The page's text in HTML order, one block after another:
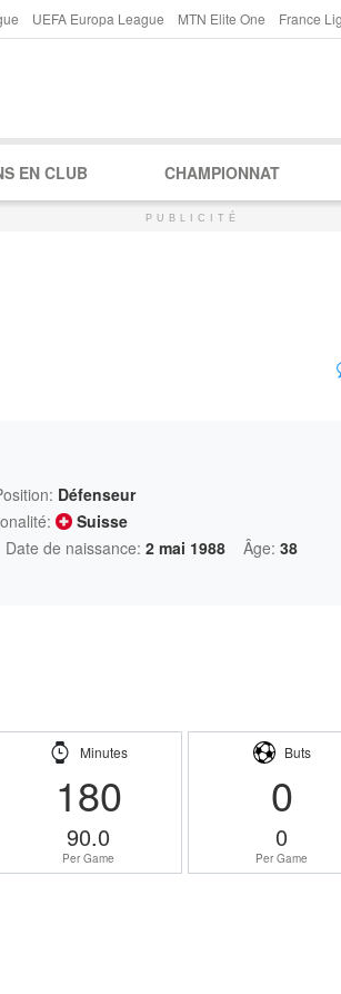
UEFA Europa League MTN Elite One France
EN CLUB CHAMPIONNAT
PUBLICITÉ
Défenseur
Suisse
Date de naissance: 2 mai 1988 Âge: 38
Minutes
180
90.0
Per Game
Buts
0
0
Per Game